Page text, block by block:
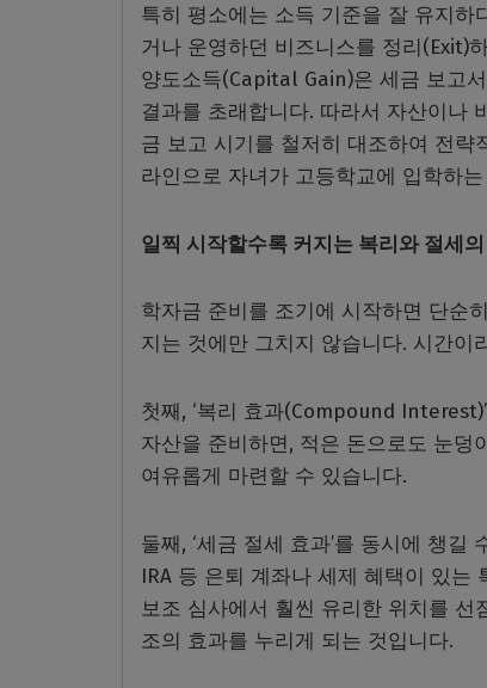
특히 평소에는 소득 기준을 잘 유지
거나 운영하던 비즈니스를 정리(Exit)
양도소득(Capital Gain)은 세금 보고
결과를 초래합니다. 따라서 자산이나
금 보고 시기를 철저히 대조하여 전략
라인으로 자녀가 고등학교에 입학하
일찍 시작할수록 커지는 복리와 절세
학자금 준비를 조기에 시작하면 단순
지는 것에만 그치지 않습니다. 시간이
첫째, ‘복리 효과(Compound
자산을 준비하면, 적은 돈으로도 눈
여유롭게 마련할 수 있습니다.
둘째, ‘세금 절세 효과’를 동시에 챙
IRA 등 은퇴 계좌나 세제 혜택이 있는
보조 심사에서 훨씬 유리한 위치를 선
조의 효과를 누리게 되는 것입니다.